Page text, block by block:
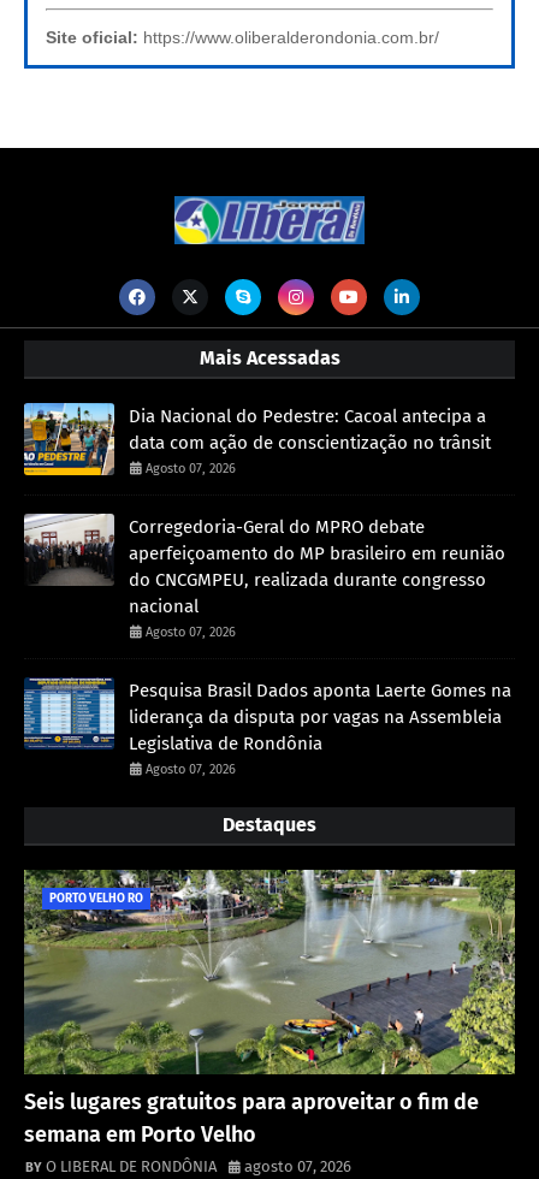
Site oficial: https://www.oliberalderondonia.com.br/
Mais Acessadas
Dia Nacional do Pedestre: Cacoal antecipa a
data com ação de conscientização no trânsit
Agosto 07, 2026
Corregedoria-Geral do MPRO debate
aperfeiçoamento do MP brasileiro em reunião
do CNCGMPEU, realizada durante congresso
nacional
Agosto 07, 2026
Pesquisa Brasil Dados aponta Laerte Gomes na
liderança da disputa por vagas na Assembleia
Legislativa de Rondônia
Agosto 07, 2026
Destaques
PORTO VELHO RO
Seis lugares gratuitos para aproveitar o fim de
semana em Porto Velho
O LIBERAL DE RONDÔNIA agosto 07, 2026